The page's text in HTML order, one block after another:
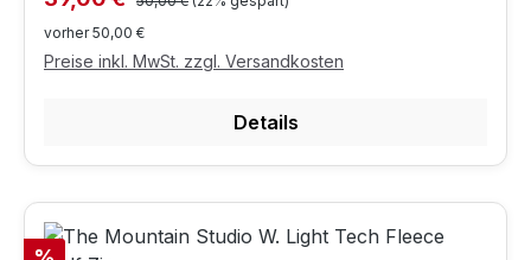
vorher 50,00 €
Preise inkl. MwSt. zzgl. Versandkosten
Details